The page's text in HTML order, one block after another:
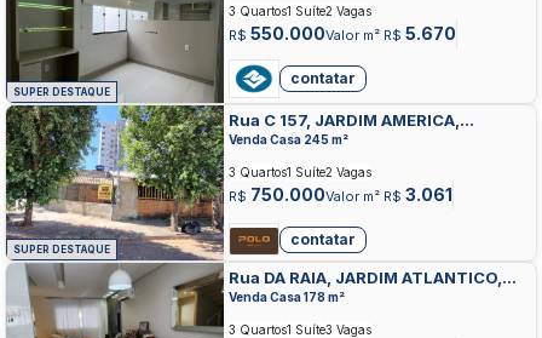
SUPER DESTAQUE
R$ 550.000Valor m² R$ 5.670
3 Quartos1 Suíte2 Vagas
contatar
SUPER DESTAQUE
Rua C 157, JARDIM AMERICA,
GOIANIA
Venda Casa 245 m²
R$ 750.000Valor m² R$ 3.061
3 Quartos1 Suíte2 Vagas
contatar
Rua DA RAIA, JARDIM ATLANTICO,
GOIANIA
Venda Casa 178 m²
3 Quartos1 Suíte3 Vagas